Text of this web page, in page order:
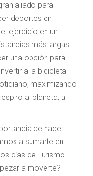
aliado para
deportes en
ejercicio en un
más largas
una opción para
a la bicicleta
maximizando
al planeta, al
de hacer
a sumarte en
días de Turismo.
a moverte?